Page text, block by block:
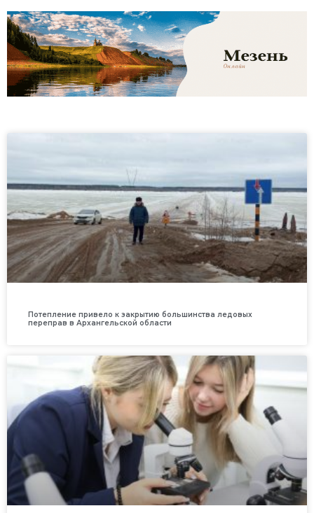
Потепление привело к закрытию большинства ледовых
переправ в Архангельской области